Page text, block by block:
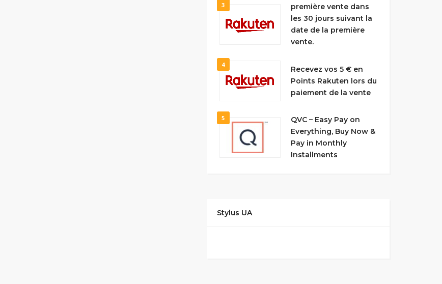
3
première vente dans
les 30 jours suivant la
date de la première
vente.
4
Recevez vos 5 € en
Points Rakuten lors du
paiement de la vente
5
QVC – Easy Pay on
Everything, Buy Now &
Pay in Monthly
Installments
Stylus UA